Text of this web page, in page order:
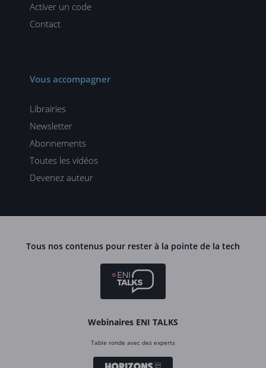
Activer un code
Contact
Vous accompagner
Librairies
Newsletter
Abonnements
Toutes les vidéos
Devenez auteur
Tous nos contenus pour rester à la pointe de la tech
Webinaires ENI TALKS
Table ronde avec des experts